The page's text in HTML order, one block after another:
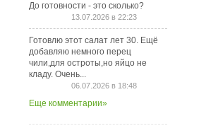
До готовности - это сколько?
13.07.2026 в 22:23
Готовлю этот салат лет 30. Ещё
добавляю немного перец
чили,для остроты,но яйцо не
кладу. Очень...
06.07.2026 в 18:48
Еще комментарии»